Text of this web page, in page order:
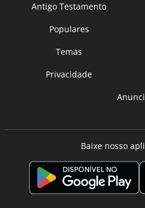
Antigo Testamento
Populares
Temas
Privacidade
Baixe nosso